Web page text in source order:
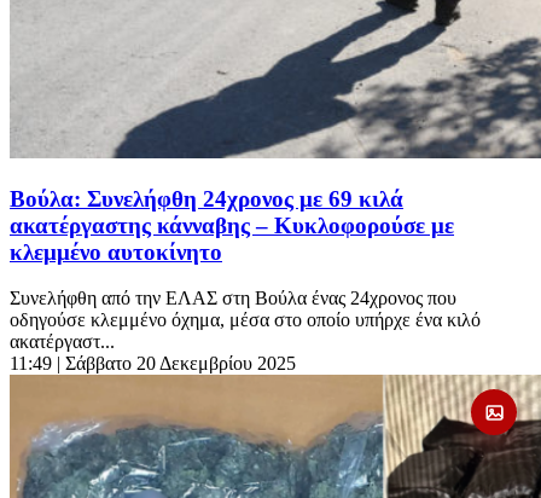
Βούλα: Συνελήφθη 24χρονος με 69 κιλά
ακατέργαστης κάνναβης – Κυκλοφορούσε με
κλεμμένο αυτοκίνητο
Συνελήφθη από την ΕΛΑΣ στη Βούλα ένας 24χρονος που
οδηγούσε κλεμμένο όχημα, μέσα στο οποίο υπήρχε ένα κιλό
ακατέργαστ...
11:49 | Σάββατο 20 Δεκεμβρίου 2025